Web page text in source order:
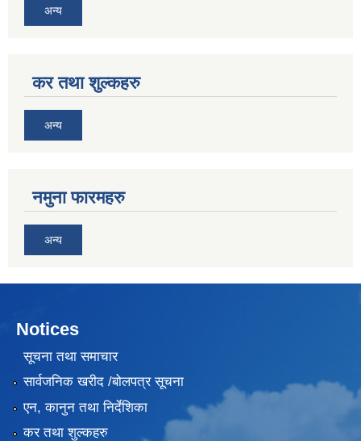
अन्य
कर तथा शुल्कहरु
अन्य
नमुना फारमहरु
अन्य
Notices
सूचना तथा समाचार
सार्वजनिक खरीद /बोलपत्र सूचना
एन, कानुन तथा निर्देशिका
कर तथा शुल्कहरु